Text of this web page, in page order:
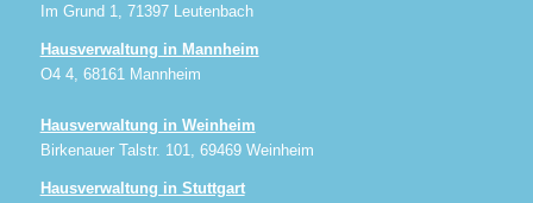
Im Grund 1, 71397 Leutenbach
Hausverwaltung in Mannheim
O4 4, 68161 Mannheim
Hausverwaltung in Weinheim
Birkenauer Talstr. 101, 69469 Weinheim
Hausverwaltung in Stuttgart